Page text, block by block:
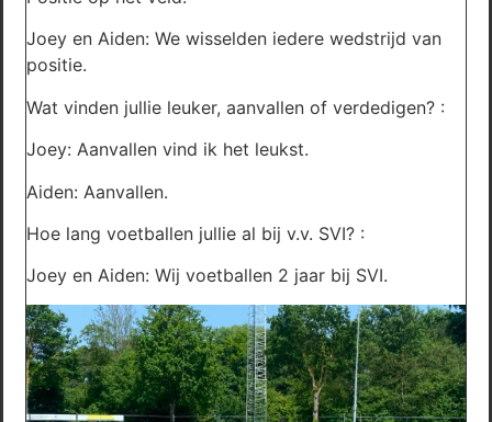
Joey en Aiden: We wisselden iedere wedstrijd van
positie.
Wat vinden jullie leuker, aanvallen of verdedigen? :
Joey: Aanvallen vind ik het leukst.
Aiden: Aanvallen.
Hoe lang voetballen jullie al bij v.v. SVI? :
Joey en Aiden: Wij voetballen 2 jaar bij SVI.